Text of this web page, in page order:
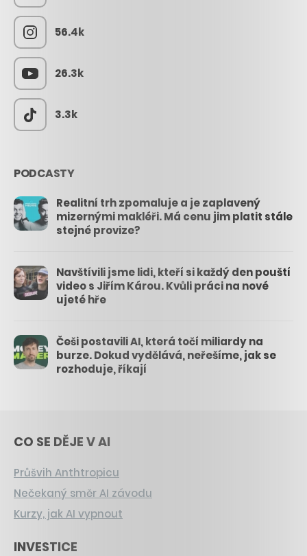
56.4k
26.3k
3.3k
PODCASTY
Realitní trh zpomaluje a je zaplavený
mizernými makléři. Má cenu jim platit stále
stejné provize?
Navštívili jsme lidi, kteří si každý den pouští
video s Jiřím Károu. Kvůli práci na nové
ujeté hře
Češi postavili AI, která točí miliardy na
burze. Dokud vydělává, neřešíme, jak se
rozhoduje, říkají
CO SE DĚJE V AI
Průšvih Anthtropicu
Nečekaný směr AI závodu
Kurzy, jak AI vypnout
INVESTICE